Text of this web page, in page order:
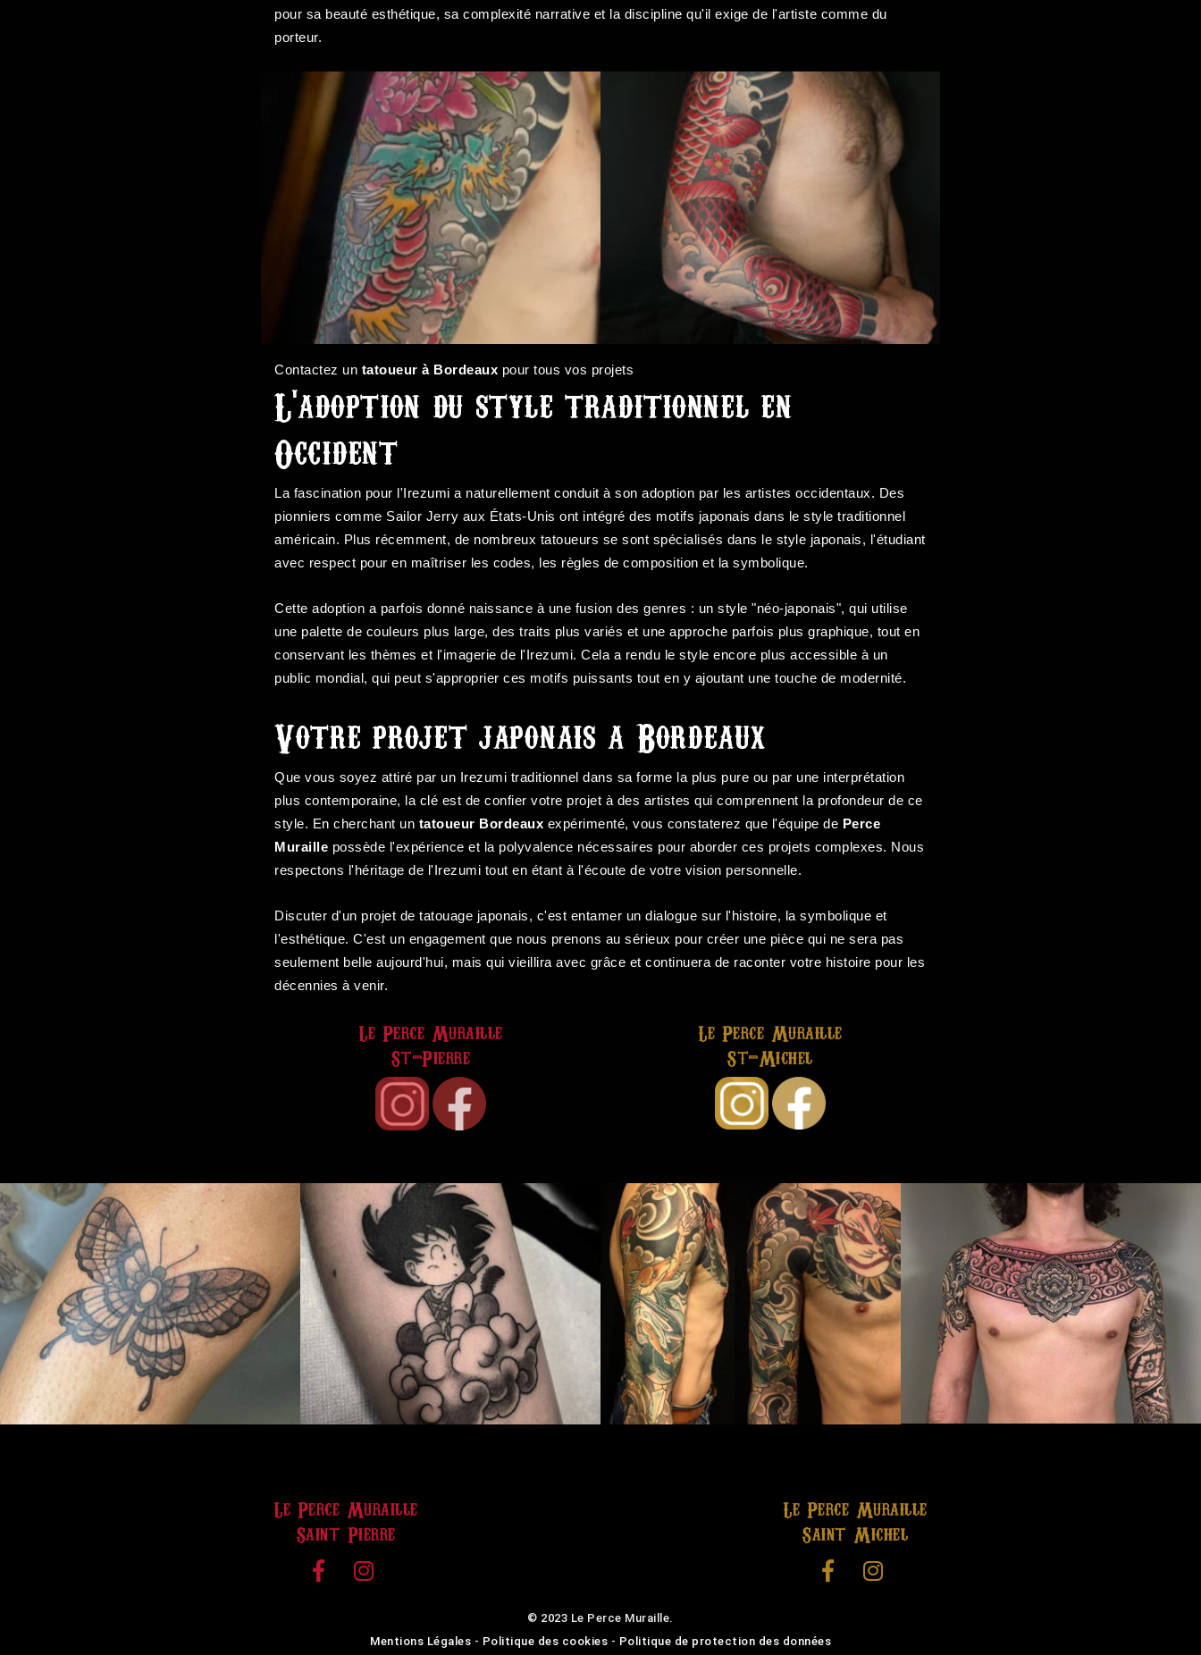
pour sa beauté esthétique, sa complexité narrative et la discipline qu'il exige de l'artiste comme du
porteur.
Contactez un tatoueur à Bordeaux pour tous vos projets
L'adoption du style traditionnel en
Occident
La fascination pour l'Irezumi a naturellement conduit à son adoption par les artistes occidentaux. Des
pionniers comme Sailor Jerry aux États-Unis ont intégré des motifs japonais dans le style traditionnel
américain. Plus récemment, de nombreux tatoueurs se sont spécialisés dans le style japonais, l'étudiant
avec respect pour en maîtriser les codes, les règles de composition et la symbolique.
Cette adoption a parfois donné naissance à une fusion des genres : un style "néo-japonais", qui utilise
une palette de couleurs plus large, des traits plus variés et une approche parfois plus graphique, tout en
conservant les thèmes et l'imagerie de l'Irezumi. Cela a rendu le style encore plus accessible à un
public mondial, qui peut s'approprier ces motifs puissants tout en y ajoutant une touche de modernité.
Votre projet japonais a Bordeaux
Que vous soyez attiré par un Irezumi traditionnel dans sa forme la plus pure ou par une interprétation
plus contemporaine, la clé est de confier votre projet à des artistes qui comprennent la profondeur de ce
style. En cherchant un tatoueur Bordeaux expérimenté, vous constaterez que l'équipe de Perce
Muraille possède l'expérience et la polyvalence nécessaires pour aborder ces projets complexes. Nous
respectons l'héritage de l'Irezumi tout en étant à l'écoute de votre vision personnelle.
Discuter d'un projet de tatouage japonais, c'est entamer un dialogue sur l'histoire, la symbolique et
l'esthétique. C'est un engagement que nous prenons au sérieux pour créer une pièce qui ne sera pas
seulement belle aujourd'hui, mais qui vieillira avec grâce et continuera de raconter votre histoire pour les
décennies à venir.
Le Perce Muraille
St-Pierre
Le Perce Muraille
St-Michel
Le Perce Muraille
Saint Pierre
Le Perce Muraille
Saint Michel
© 2023 Le Perce Muraille.
Mentions Légales - Politique des cookies - Politique de protection des données